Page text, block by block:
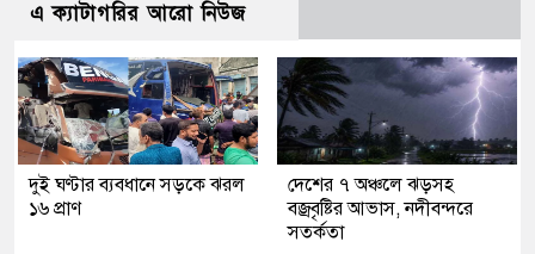
এ ক্যাটাগরির আরো নিউজ
দুই ঘণ্টার ব্যবধানে সড়কে ঝরল
১৬ প্রাণ
দেশের ৭ অঞ্চলে ঝড়সহ
বজ্রবৃষ্টির আভাস, নদীবন্দরে
সতর্কতা